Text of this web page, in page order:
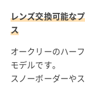
レンズ交換可能な
ス
オークリーのハー
モデルです。
スノーボーダーや